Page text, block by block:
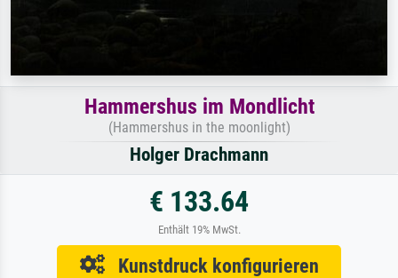
Hammershus im Mondlicht
(Hammershus in the moonlight)
Holger Drachmann
€ 133.64
Enthält 19% MwSt.
Kunstdruck konfigurieren